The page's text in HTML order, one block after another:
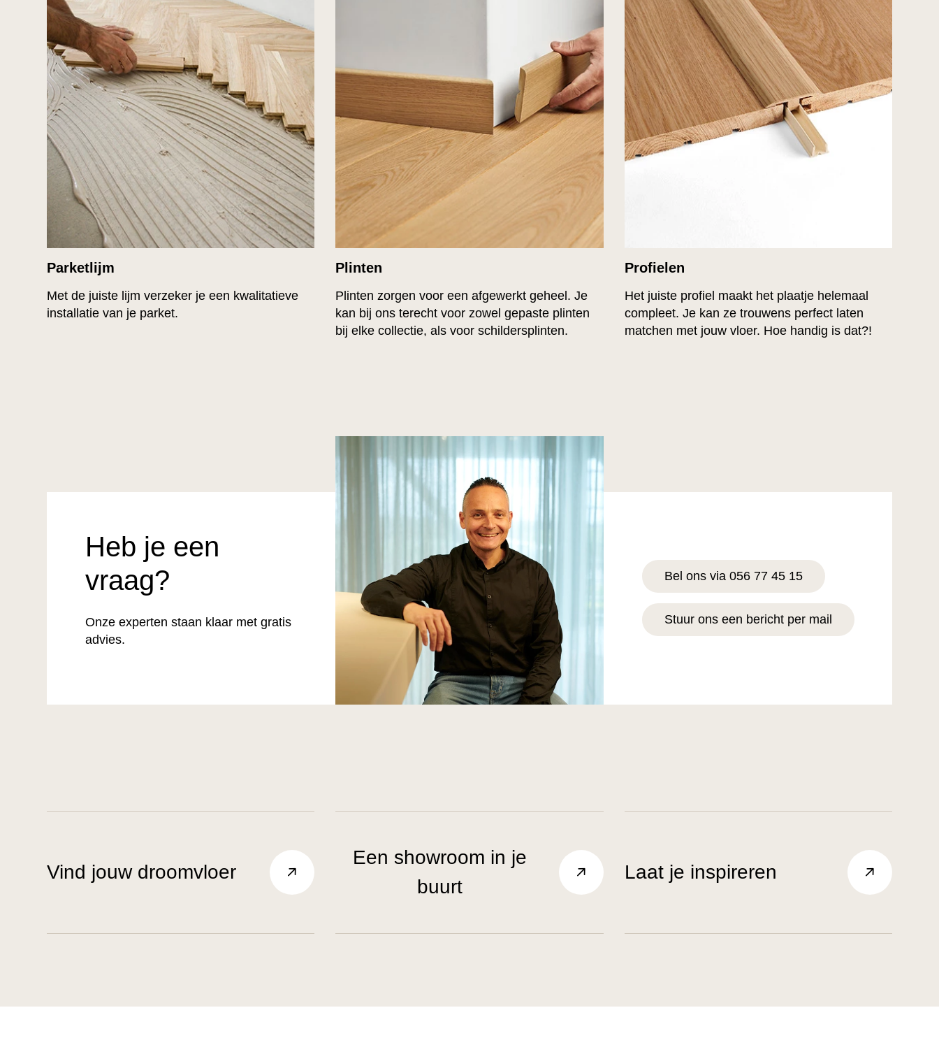
Parketlijm
Met de juiste lijm verzeker je een kwalitatieve
installatie van je parket.
Plinten
Plinten zorgen voor een afgewerkt geheel. Je
kan bij ons terecht voor zowel gepaste plinten
bij elke collectie, als voor schildersplinten.
Profielen
Het juiste profiel maakt het plaatje helemaal
compleet. Je kan ze trouwens perfect laten
matchen met jouw vloer. Hoe handig is dat?!
Heb je een
vraag?
Onze experten staan klaar met gratis
advies.
Bel ons via 056 77 45 15
Stuur ons een bericht per mail
Vind jouw droomvloer
Een showroom in je
buurt
Laat je inspireren